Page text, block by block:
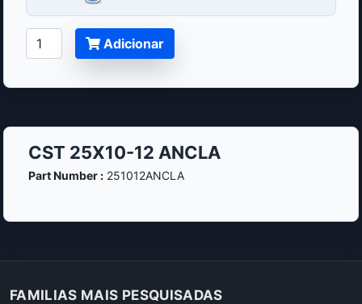
Adicionar
CST 25X10-12 ANCLA
Part Number :251012ANCLA
FAMILIAS MAIS PESQUISADAS